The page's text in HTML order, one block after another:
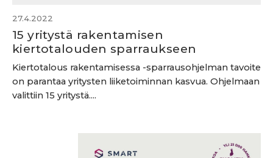
27.4.2022
15 yritystä rakentamisen
kiertotalouden sparraukseen
Kiertotalous rakentamisessa -sparrausohjelman tavoite
on parantaa yritysten liiketoiminnan kasvua. Ohjelmaan
valittiin 15 yritystä....